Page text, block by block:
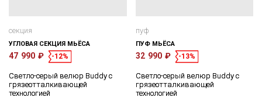
секция
УГЛОВАЯ СЕКЦИЯ МЬЁСА
47 990 ₽ -12%
Светло-серый велюр Buddy с
грязеотталкивающей
технологией
пуф
ПУФ МЬЁСА
32 990 ₽ -13%
Светло-серый велюр Buddy с
грязеотталкивающей
технологией